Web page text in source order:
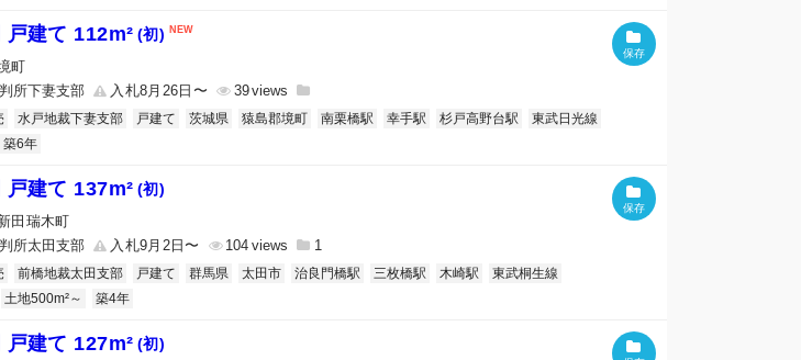
戸建て 112m² (初)
町
所下妻支部
入札8月26日〜 39
水戸地裁下妻支部 戸建て 茨城県 猿島郡境町 南栗橋駅 幸手駅 杉戸高野台駅
東武日光線
築6年
戸建て 137m² (初)
田瑞木町
所太田支部
入札9月2日〜 104 1
前橋地裁太田支部 戸建て 群馬県 太田市 治良門橋駅 三枚橋駅 木崎駅
東武桐生線
土地500m²～ 築4年
戸建て 127m² (初)